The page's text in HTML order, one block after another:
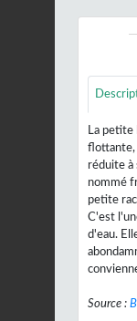
La petite
flottante,
réduite à
nommé
petite
C'est
d'eau.
Source :